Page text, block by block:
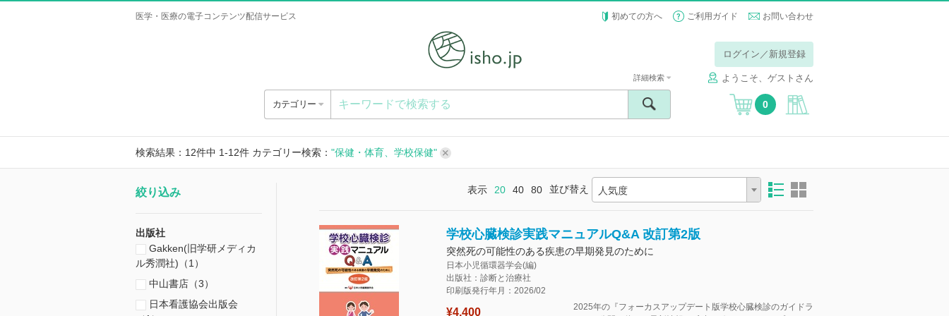
医学・医療の電子コンテンツ配信サービス 初めての方へ ご利用ガイド お問い合わせ
ログイン／新規登録
ようこそ、ゲストさん
カテゴリー
詳細検索
0
検索結果：12件中 1-12件 カテゴリー検索： "保健・体育、学校保健"
絞り込み
出版社
Gakken(旧学研メディカ
ル秀潤社)（1）
中山書店（3）
日本看護協会出版会
表示 20 40 80 並び替え 人気度
学校心臓検診実践マニュアルQ&A 改訂第2版
突然死の可能性のある疾患の早期発見のために
日本小児循環器学会(編)
出版社：診断と治療社
印刷版発行年月：2026/02
¥4,400
2025年の『フォーカスアップデート版学校心臓検診のガイドラ